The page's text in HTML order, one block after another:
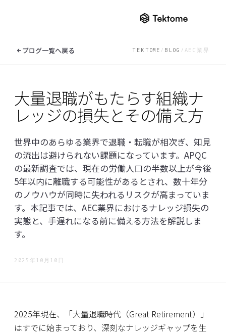
ソリューション
KnowledgeBuilder
ReqManager
AI BIM Checker
オンラインデモ
ナレッジセンター
ナレッジセンター一覧へ
ニュース
ブログ
よくあるご質問
EN/ JP
お問い合わせ
EXPLORE THE
ナレッジセンタ
ロンドンで開
2026」に出展し
ブログ一覧へ戻る TEKTOME / BLOG / AEC業界
大量退職がもたらす組織ナ
レッジの損失とその備え方
世界中のあらゆる業界で退職・転職が相次ぎ、知見
の流出は避けられない課題になっています。APQC
の最新調査では、現在の労働人口の半数以上が今後
5年以内に離職する可能性があるとされ、数十年分
のノウハウが同時に失われるリスクが高まっていま
す。本記事では、AEC業界におけるナレッジ損失の
実態と、手遅れになる前に備える方法を解説しま
す。
2025年10月10日
2025年現在、「大量退職時代（Great Retirement）」
はすでに始まっており、深刻なナレッジギャップを生